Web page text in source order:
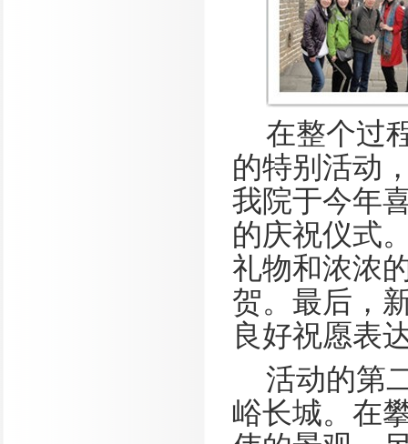
在整个过
的特别活动
我院于今年
的庆祝仪式
礼物和浓浓
贺。最后，
良好祝愿表
活动的第
峪长城。在